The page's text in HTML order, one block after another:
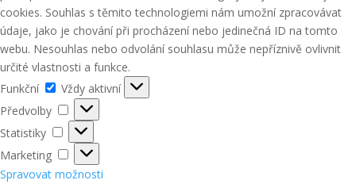
cookies. Souhlas s těmito technologiemi nám umožní zpracovávat
údaje, jako je chování při procházení nebo jedinečná ID na tomto
webu. Nesouhlas nebo odvolání souhlasu může nepříznivě ovlivnit
určité vlastnosti a funkce.
Funkční
Funkční
Vždy aktivní
Předvolby
Předvolby
Statistiky
Statistiky
Marketing
Marketing
Spravovat možnosti